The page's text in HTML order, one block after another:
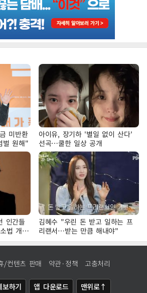
미반환
벌 원해"
아이유, 장기하 '별일 없이 산다'
선곡…쿨한 일상 공개
인간들
법 개정
김혜수 "우린 돈 받고 일하는 프
리랜서…받는 만큼 해내야"
/컨텐츠 판매 약관·정책 고충처리
보하기 앱 다운로드 맨위로↑